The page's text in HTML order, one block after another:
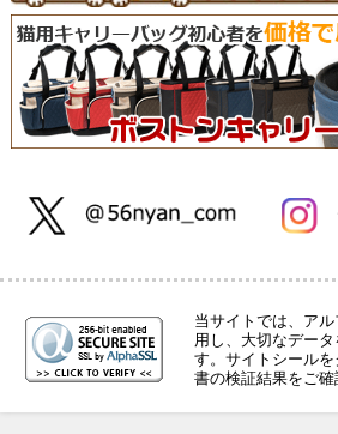
当サイトでは、ア
用し、大切なデー
す。サイトシール
書の検証結果をご確